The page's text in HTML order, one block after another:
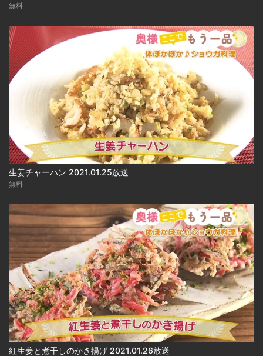
無料
生姜チャーハン 2021.01.25放送
無料
紅生姜と煮干しのかき揚げ 2021.01.26放送